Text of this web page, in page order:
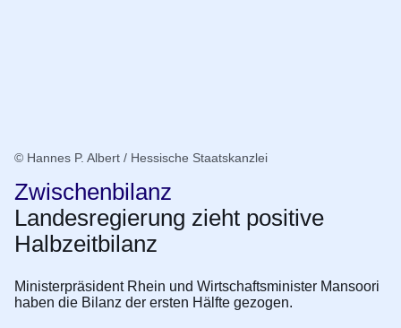
© Hannes P. Albert / Hessische Staatskanzlei
Zwischenbilanz
Landesregierung zieht positive
Halbzeitbilanz
Ministerpräsident Rhein und Wirtschaftsminister Mansoori
haben die Bilanz der ersten Hälfte gezogen.